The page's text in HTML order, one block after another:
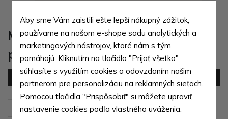
Malé dámske peňaženky z
prírodnej pravej kože
(67 produktov)
Zoradiť podľa: Predvolené
Aby sme Vám zaistili ešte lepší nákupný zážitok,
používame na našom e-shope sadu analytických a
marketingových nástrojov, ktoré nám s tým
pomáhajú. Kliknutím na tlačidlo "Prijať všetko"
súhlasíte s využitím cookies a odovzdaním našim
partnerom pre personalizáciu na reklamných sieťach.
Pomocou tlačidla "Prispôsobiť" si môžete upraviť
nastavenie cookies podľa vlastného uváženia.